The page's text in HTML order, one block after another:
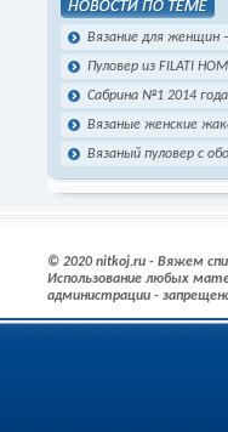
Вязание для женщин
Пуловер из FILATI
Сабрина №1 2014
Вязаные женские
Вязаный пуловер с
© 2020 nitkoj.ru - Вяжем
Использование любых
администрации -